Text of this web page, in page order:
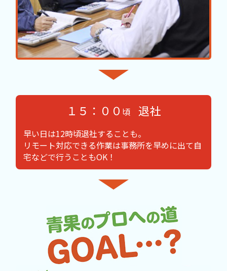
１５：００ 頃 退社
早い日は12時頃退社することも。
リモート対応できる作業は事務所を早めに出て自
宅などで行うこともOK！